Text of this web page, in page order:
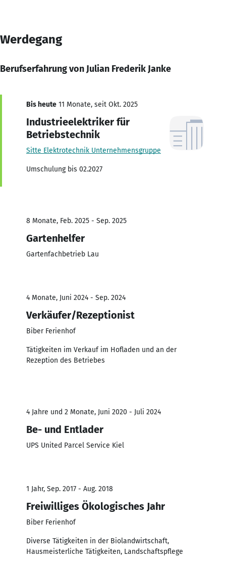
Werdegang
Berufserfahrung von Julian Frederik Janke
Bis heute 11 Monate, seit Okt. 2025
Industrieelektriker für
Betriebstechnik
Sitte Elektrotechnik Unternehmensgruppe
Umschulung bis 02.2027
8 Monate, Feb. 2025 - Sep. 2025
Gartenhelfer
Gartenfachbetrieb Lau
4 Monate, Juni 2024 - Sep. 2024
Verkäufer/Rezeptionist
Biber Ferienhof
Tätigkeiten im Verkauf im Hofladen und an der
Rezeption des Betriebes
4 Jahre und 2 Monate, Juni 2020 - Juli 2024
Be- und Entlader
UPS United Parcel Service Kiel
1 Jahr, Sep. 2017 - Aug. 2018
Freiwilliges Ökologisches Jahr
Biber Ferienhof
Diverse Tätigkeiten in der Biolandwirtschaft,
Hausmeisterliche Tätigkeiten, Landschaftspflege